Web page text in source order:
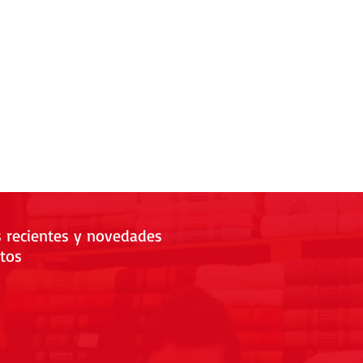
y novedades